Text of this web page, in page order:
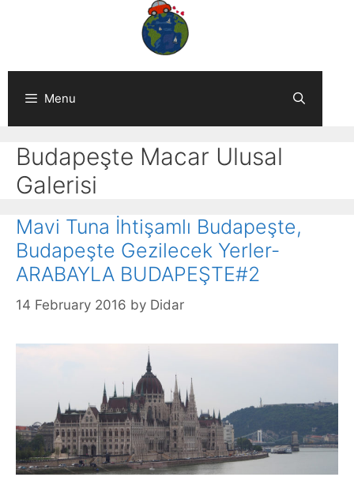
Menu
Budapeşte Macar Ulusal
Galerisi
Mavi Tuna İhtişamlı Budapeşte,
Budapeşte Gezilecek Yerler-
ARABAYLA BUDAPEŞTE#2
14 February 2016 by Didar